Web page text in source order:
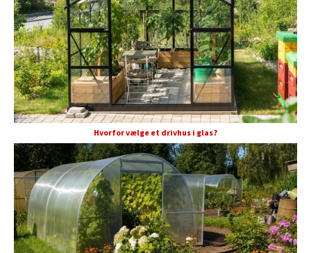
Hvorfor vælge et drivhus i glas?